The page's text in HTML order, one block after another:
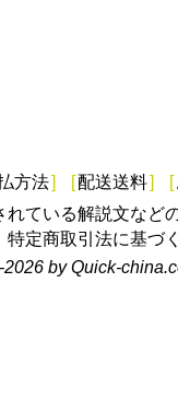
方法] [配送送料] [
ている解説文など
特定商取引法に基づ
by Quick-